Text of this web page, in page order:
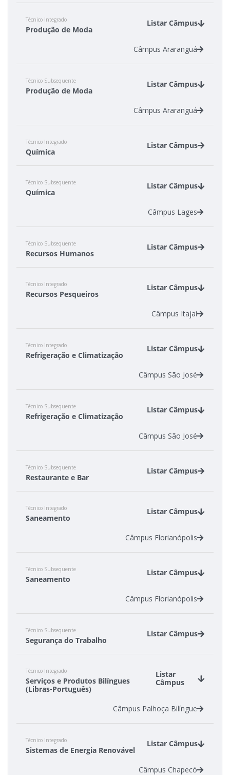
Técnico Integrado
Produção de Moda
Listar Câmpus
Câmpus Araranguá
Técnico Subsequente
Produção de Moda
Listar Câmpus
Câmpus Araranguá
Técnico Integrado
Química
Listar Câmpus
Câmpus Florianópolis
Câmpus Jaraguá do Sul - Centro
Técnico Subsequente
Química
Listar Câmpus
Câmpus Lages
Técnico Subsequente
Recursos Humanos
Listar Câmpus
Câmpus São Lourenço do Oeste
Técnico Integrado
Recursos Pesqueiros
Listar Câmpus
Câmpus Itajaí
Técnico Integrado
Refrigeração e Climatização
Listar Câmpus
Câmpus São José
Técnico Subsequente
Refrigeração e Climatização
Listar Câmpus
Câmpus São José
Técnico Subsequente
Restaurante e Bar
Listar Câmpus
Câmpus Garopaba
Técnico Integrado
Saneamento
Listar Câmpus
Câmpus Florianópolis
Técnico Subsequente
Saneamento
Listar Câmpus
Câmpus Florianópolis
Técnico Subsequente
Segurança do Trabalho
Listar Câmpus
Câmpus Florianópolis
Técnico Integrado
Serviços e Produtos Bilíngues
(Libras-Português)
Listar
Câmpus
Câmpus Palhoça Bilíngue
Técnico Integrado
Sistemas de Energia Renovável
Listar Câmpus
Câmpus Chapecó